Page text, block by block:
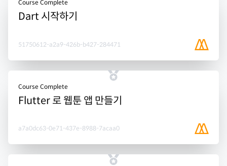
Course Complete
Dart 시작하기
51750612-a2a9-426b-b427-284471
Course Complete
Flutter 로 웹툰 앱 만들기
a7a0dc63-0e71-437e-8988-7acaa0